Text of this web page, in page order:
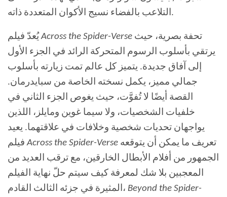
التلاعب بالفضاء نسيج الأكوان المتعددة ذاته.
يُعدّ فيلمAcross the Spider-Verse
يرتقي بأسلوب الرسوم المتحركة الرائد في الجزء الأول
إلى آفاق جديدة. يتميز كل عالم تمت زيارته بأسلوب
جمالي مميز، يكمل نسخته الخاصة من سبايدرمان.
القصة أيضًا لا تُفوَّت، حيث يغوص الجزء الثاني في
خلفيات الشخصيات، ولا سيما غوين ومايلز، اللذين
يواجهان تحديات شخصية وخلافات في علاقتهما. يعيد
فيلمAcross the Spider-Verse
الجمهور من أفلام الأبطال الخارقين، مع ترقب العديد من
المعجبين بلا شك لمعرفة كيف سيتم حلّ نهاية الفيلم
المثيرة في جزئه الثالث القادم، Beyond the Spider-